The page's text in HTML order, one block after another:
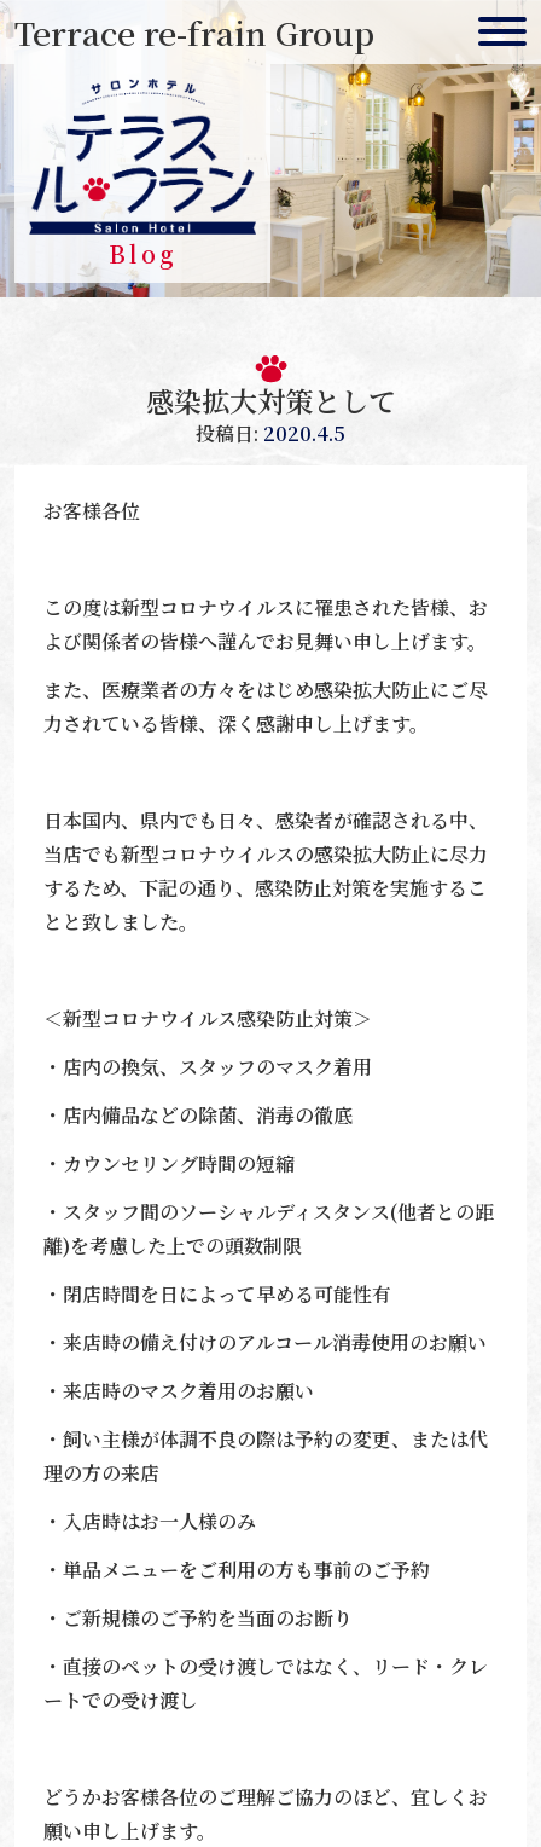
Skip
content
Terrace re-frain Group
Blog
感染拡大対策として
投稿日: 2020.4.5
お客様各位
この度は新型コロナウイルスに罹患された皆様、お
よび関係者の皆様へ謹んでお見舞い申し上げます。
また、医療業者の方々をはじめ感染拡大防止にご尽
力されている皆様、深く感謝申し上げます。
日本国内、県内でも日々、感染者が確認される中、
当店でも新型コロナウイルスの感染拡大防止に尽力
するため、下記の通り、感染防止対策を実施するこ
とと致しました。
＜新型コロナウイルス感染防止対策＞
・店内の換気、スタッフのマスク着用
・店内備品などの除菌、消毒の徹底
・カウンセリング時間の短縮
・スタッフ間のソーシャルディスタンス(他者との距
離)を考慮した上での頭数制限
・閉店時間を日によって早める可能性有
・来店時の備え付けのアルコール消毒使用のお願い
・来店時のマスク着用のお願い
・飼い主様が体調不良の際は予約の変更、または代
理の方の来店
・入店時はお一人様のみ
・単品メニューをご利用の方も事前のご予約
・ご新規様のご予約を当面のお断り
・直接のペットの受け渡しではなく、リード・クレ
ートでの受け渡し
どうかお客様各位のご理解ご協力のほど、宜しくお
願い申し上げます。